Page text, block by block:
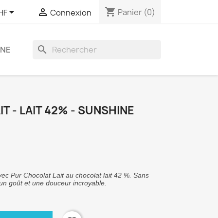
  Connexion shopping_cart Panier (0)
search
- LAIT 42% - SUNSHINE
Pur Chocolat Lait au chocolat lait 42 %. Sans
goût et une douceur incroyable.